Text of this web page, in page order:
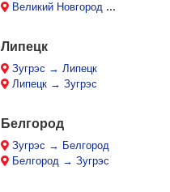
Великий Новгород → Зугрэс
Липецк
Зугрэс → Липецк
Липецк → Зугрэс
Белгород
Зугрэс → Белгород
Белгород → Зугрэс